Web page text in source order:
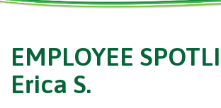
EMPLOYEE
Erica S.